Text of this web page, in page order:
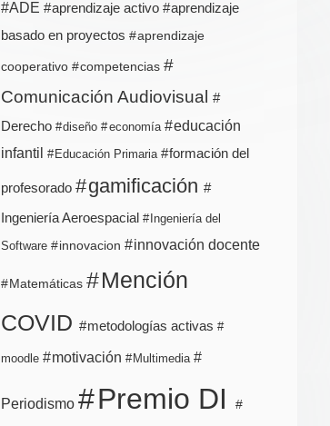
ADE aprendizaje activo aprendizaje
basado en proyectos
aprendizaje
cooperativo competencias
Comunicación Audiovisual
Derecho diseño economía educación
infantil
Educación Primaria formación del
profesorado gamificación
Ingeniería Aeroespacial Ingeniería del
Software
innovacion innovación docente
Matemáticas Mención
COVID
metodologías activas
moodle motivación Multimedia
Periodismo Premio DI